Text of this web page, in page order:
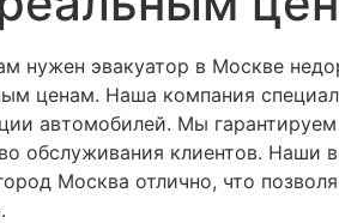
нужен эвакуатор в Москве
ценам. Наша компания
автомобилей. Мы
обслуживания клиентов.
Москва отлично, что